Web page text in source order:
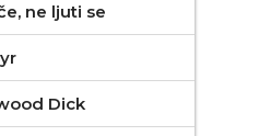
ne ljuti se
Dick